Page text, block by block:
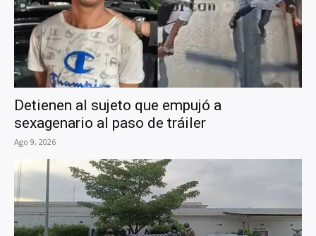
Detienen al sujeto que empujó a
sexagenario al paso de tráiler
Ago 9, 2026